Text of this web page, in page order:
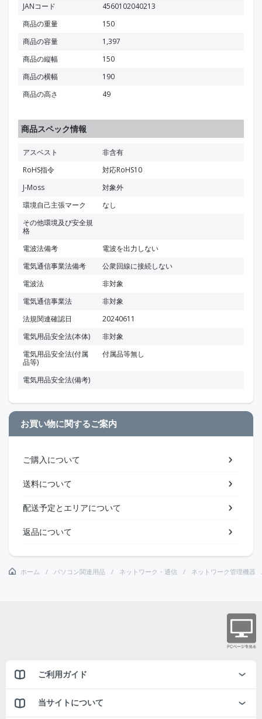
JANコード
4560102040213
商品の重量
150
商品の容量
1,397
商品の縦幅
150
商品の横幅
190
商品の高さ
49
商品スペック情報
アスベスト
非含有
RoHS指令
対応RoHS10
J-Moss
対象外
環境自己主張マーク
なし
その他環境及び安全規
格
電波法備考
電波を出力しない
電気通信事業法備考
公衆回線に接続しない
電波法
非対象
電気通信事業法
非対象
法規関連確認日
20240611
電気用品安全法(本体)
非対象
電気用品安全法(付属
品等)
付属品等無し
電気用品安全法(備考)
お買い物に関するご案内
ご購入について
送料について
配送予定とエリアについて
返品について
ホーム パソコン関連用品 ネットワーク・通信 ネットワーク管理機器
ご利用ガイド
当サイトについて